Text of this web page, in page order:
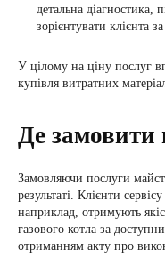
детальна діагностика,
зорієнтувати клієнта за
У цілому на ціну послуг
купівля витратних
Де замовити
Замовляючи послуги
результаті. Клієнти
наприклад, отримують
газового котла за
отриманням акту про